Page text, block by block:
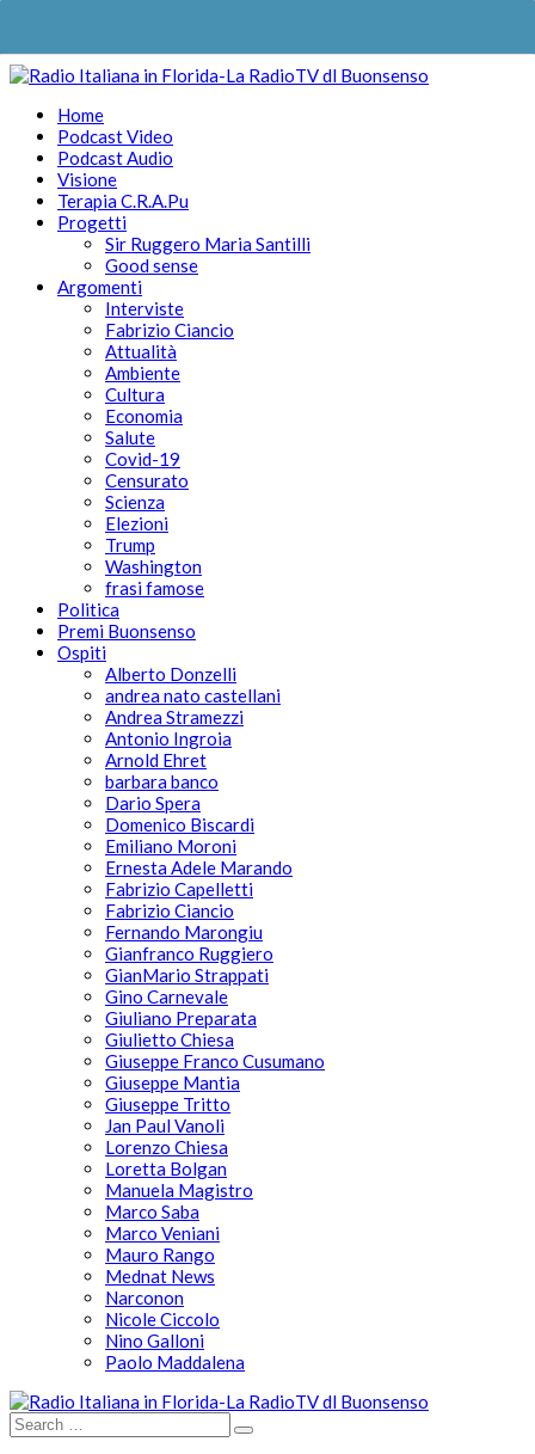
Home
Podcast Video
Podcast Audio
Visione
Terapia C.R.A.Pu
Progetti
Sir Ruggero Maria Santilli
Good sense
Argomenti
Interviste
Fabrizio Ciancio
Attualità
Ambiente
Cultura
Economia
Salute
Covid-19
Censurato
Scienza
Elezioni
Trump
Washington
frasi famose
Politica
Premi Buonsenso
Ospiti
Alberto Donzelli
andrea nato castellani
Andrea Stramezzi
Antonio Ingroia
Arnold Ehret
barbara banco
Dario Spera
Domenico Biscardi
Emiliano Moroni
Ernesta Adele Marando
Fabrizio Capelletti
Fabrizio Ciancio
Fernando Marongiu
Gianfranco Ruggiero
GianMario Strappati
Gino Carnevale
Giuliano Preparata
Giulietto Chiesa
Giuseppe Franco Cusumano
Giuseppe Mantia
Giuseppe Tritto
Jan Paul Vanoli
Lorenzo Chiesa
Loretta Bolgan
Manuela Magistro
Marco Saba
Marco Veniani
Mauro Rango
Mednat News
Narconon
Nicole Ciccolo
Nino Galloni
Paolo Maddalena